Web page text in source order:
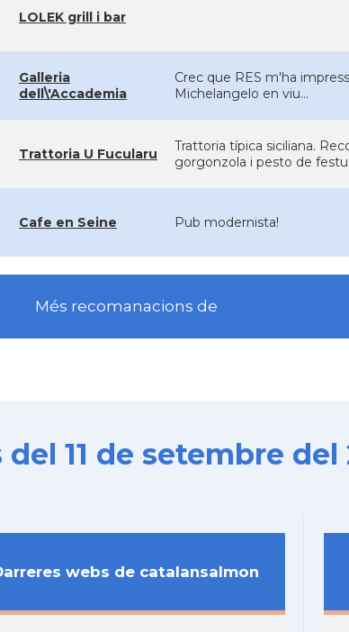
LOLEK grill i bar
Galleria
dell\'Accademia
Crec que RES m'ha
Michelangelo en viu...
Trattoria U Fucularu
Trattoria típica siciliana.
gorgonzola i pesto de
Cafe en Seine Pub modernista!
Més recomanacions de
11 de setembre del
webs de catalansalmon